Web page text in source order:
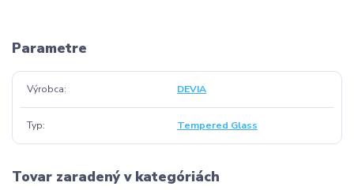
Parametre
Výrobca DEVIA
Typ Tempered Glass
Tovar zaradený v kategóriách